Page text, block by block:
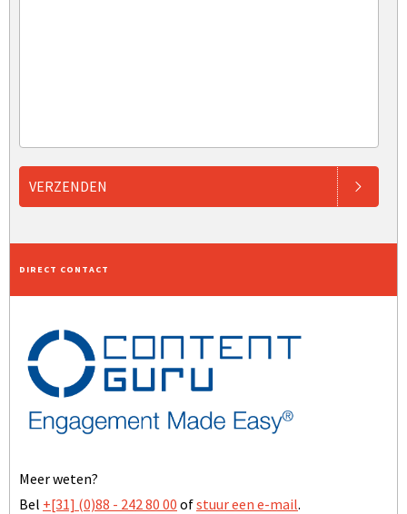
VERZENDEN
DIRECT CONTACT
Meer weten?
Bel +[31] (0)88 - 242 80 00 ofstuur een e-mail.